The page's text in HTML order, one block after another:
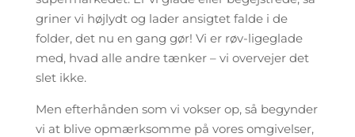
griner vi højlydt og lader ansigtet falde i de
folder, det nu en gang gør! Vi er røv-ligeglade
med, hvad alle andre tænker – vi overvejer det
slet ikke.
Men efterhånden som vi vokser op, så begynder
vi at blive opmærksomme på vores omgivelser,